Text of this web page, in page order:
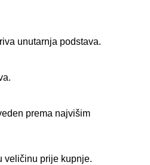
unutarnja podstava.
prema najvišim
veličinu prije kupnje.